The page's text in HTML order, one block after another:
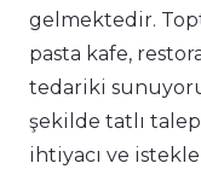
gelmektedir.
pasta kafe,
tedariki
şekilde tatlı
ihtiyacı ve